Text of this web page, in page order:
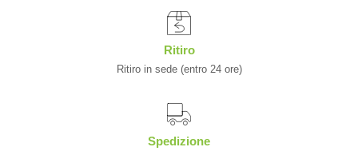
Ritiro
Ritiro in sede (entro 24 ore)
Spedizione